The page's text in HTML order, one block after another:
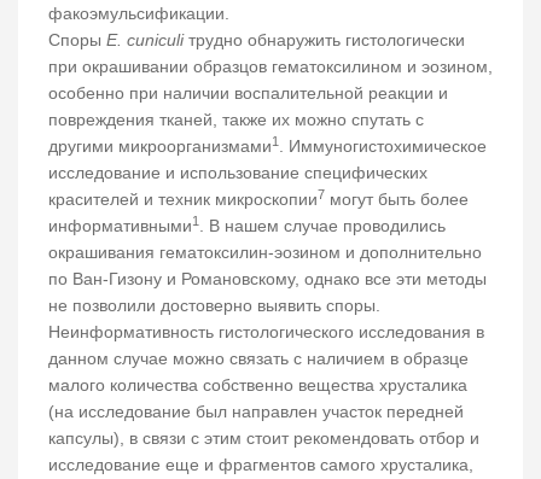
факоэмульсификации.
Споры E. cuniculiтрудно обнаружить гистологически
при окрашивании образцов гематоксилином и эозином,
особенно при наличии воспалительной реакции и
повреждения тканей, также их можно спутать с
другими микроорганизмами1
. Иммуногистохимическое
исследование и использование специфических
красителей и техник микроскопии7 могут быть более
информативными1
. В нашем случае проводились
окрашивания гематоксилин-эозином и дополнительно
по Ван-Гизону и Романовскому, однако все эти методы
не позволили достоверно выявить споры.
Неинформативность гистологического исследования в
данном случае можно связать с наличием в образце
малого количества собственно вещества хрусталика
(на исследование был направлен участок передней
капсулы), в связи с этим стоит рекомендовать отбор и
исследование еще и фрагментов самого хрусталика,